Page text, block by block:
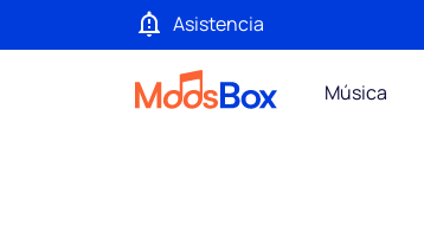
Asistencia
Música